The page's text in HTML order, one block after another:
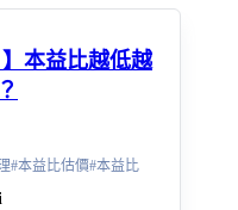
本益比越低越
#本益比估價#本益比